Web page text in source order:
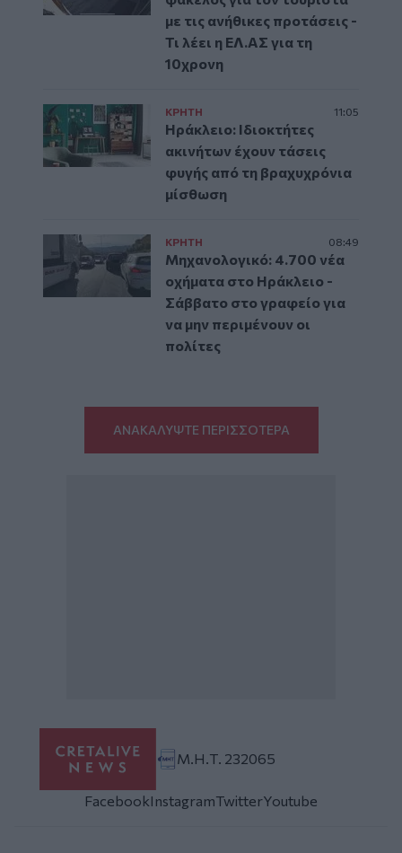
με τις ανήθικες προτάσεις -
Τι λέει η ΕΛ.ΑΣ για τη
10χρονη
ΚΡΗΤΗ 11:05
Ηράκλειο: Ιδιοκτήτες
ακινήτων έχουν τάσεις
φυγής από τη βραχυχρόνια
μίσθωση
ΚΡΗΤΗ 08:49
Μηχανολογικό: 4.700 νέα
οχήματα στο Ηράκλειο -
Σάββατο στο γραφείο για
να μην περιμένουν οι
πολίτες
ΑΝΑΚΑΛΥΨΤΕ ΠΕΡΙΣΣΟΤΕΡΑ
Μ.Η.Τ. 232065
FacebookInstagramTwitterYoutube